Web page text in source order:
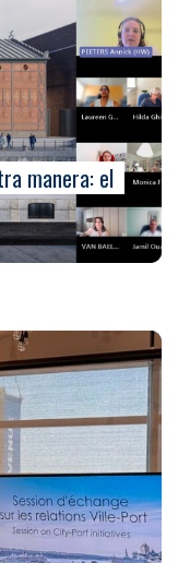
manera: el